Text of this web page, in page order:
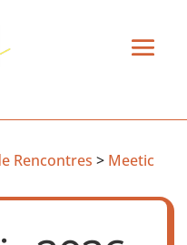
Rencontres > Meetic